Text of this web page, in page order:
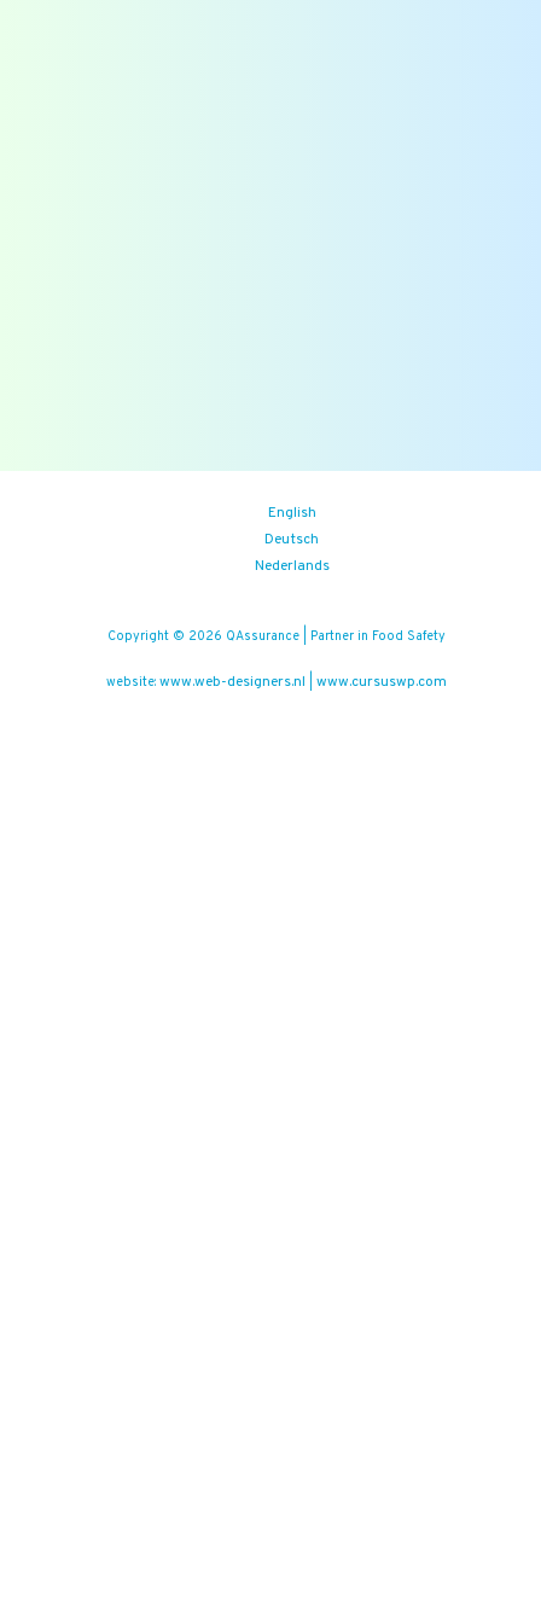
English
Deutsch
Nederlands
Copyright © 2026 QAssurance | Partner in Food Safety
website: www.web-designers.nl www.cursuswp.com